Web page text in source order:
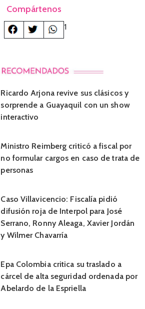
Compártenos
1
Ricardo Arjona revive sus clásicos y
sorprende a Guayaquil con un show
interactivo
Ministro Reimberg criticó a fiscal por
no formular cargos en caso de trata de
personas
Caso Villavicencio: Fiscalía pidió
difusión roja de Interpol para José
Serrano, Ronny Aleaga, Xavier Jordán
y Wilmer Chavarría
Epa Colombia critica su traslado a
cárcel de alta seguridad ordenada por
Abelardo de la Espriella